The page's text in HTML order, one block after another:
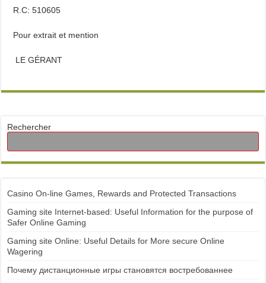
R.C: 510605
Pour extrait et mention
LE GÉRANT
Rechercher
Casino On-line Games, Rewards and Protected Transactions
Gaming site Internet-based: Useful Information for the purpose of
Safer Online Gaming
Gaming site Online: Useful Details for More secure Online
Wagering
Почему дистанционные игры становятся востребованнее